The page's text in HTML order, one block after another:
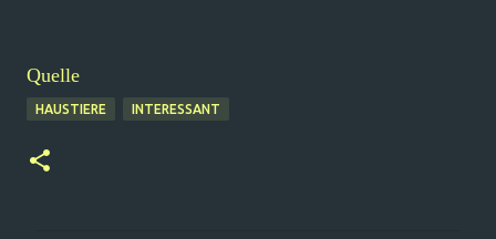
Quelle
HAUSTIERE INTERESSANT